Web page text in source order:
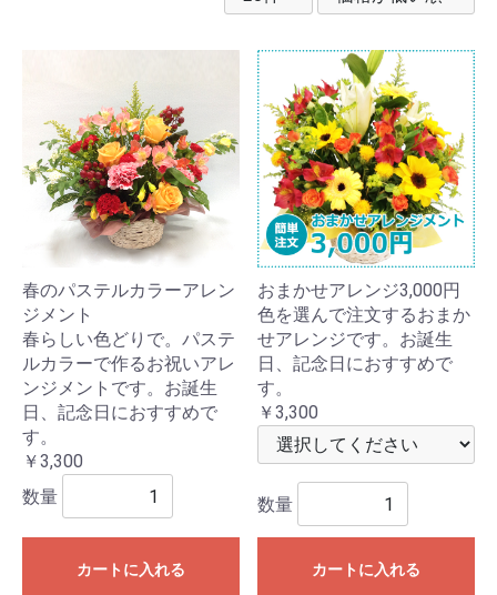
春のパステルカラーアレン
ジメント
春らしい色どりで。パステ
ルカラーで作るお祝いアレ
ンジメントです。お誕生
日、記念日におすすめで
す。
￥3,300
数量
カートに入れる
おまかせアレンジ3,000円
色を選んで注文するおまか
せアレンジです。お誕生
日、記念日におすすめで
す。
￥3,300
数量
カートに入れる